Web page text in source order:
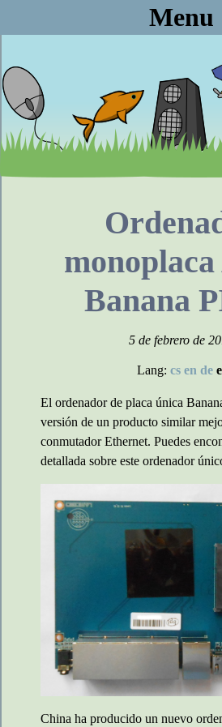
Menu
Banana
5 de febrero de
Lang: cs en de
El ordenador de placa única
versión de un producto similar
conmutador Ethernet. Puedes
detallada sobre este ordenador
China ha producido un nuevo